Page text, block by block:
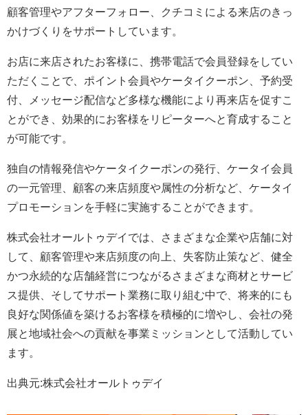
顧客管理やアフターフォロー、クチコミによる来店のきっ
かけづくりをサポートしています。
お店に来店されたお客様に、携帯電話で会員登録をしてい
ただくことで、ポイント会員やケータイクーポン、予約受
付、メッセージ配信など多様な機能により再来店を促すこ
とができ、効果的にお客様をリピーターへと育成すること
が可能です。
独自の情報発信やケータイクーポンの発行、ケータイ会員
の一元管理、顧客の来店頻度や属性の分析など、ケータイ
プロモーションを手軽に実施することができます。
株式会社オールトゥデイでは、さまざまな企業や店舗に対
して、顧客管理や来店頻度の向上、失客防止策など、健全
かつ永続的な店舗経営につながるさまざまな商材とサービ
ス提供、そしてサポート業務に取り組む中で、将来的にも
良好な関係値を築けるお客様を積極的に増やし、会社の発
展と地域社会への貢献を事業ミッションとして活動してい
ます。
出典元:株式会社オールトゥデイ